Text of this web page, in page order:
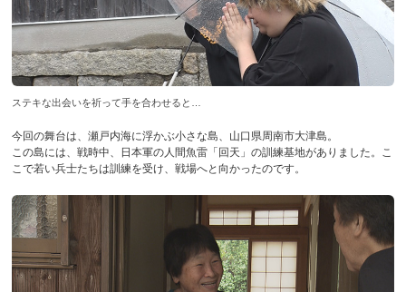
ステキな出会いを祈って手を合わせると…
今回の舞台は、瀬戸内海に浮かぶ小さな島、山口県周南市大津島。
この島には、戦時中、日本軍の人間魚雷「回天」の訓練基地がありました。こ
こで若い兵士たちは訓練を受け、戦場へと向かったのです。